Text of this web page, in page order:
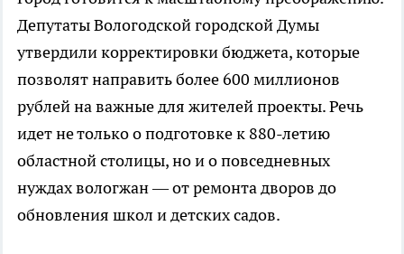
Депутаты Вологодской городской Думы
утвердили корректировки бюджета, которые
позволят направить более 600 миллионов
рублей на важные для жителей проекты. Речь
идет не только о подготовке к 880-летию
областной столицы, но и о повседневных
нуждах вологжан — от ремонта дворов до
обновления школ и детских садов.